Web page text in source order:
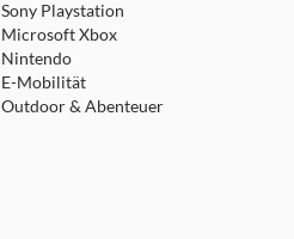
Sony Playstation
Microsoft Xbox
Nintendo
E-Mobilität
Outdoor & Abenteuer